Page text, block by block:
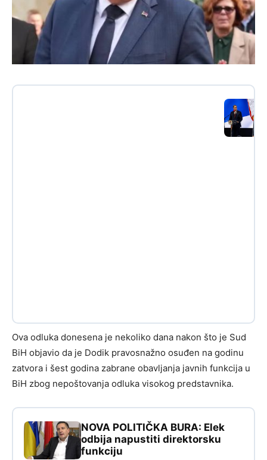
Ova odluka donesena je nekoliko dana nakon što je Sud
BiH objavio da je Dodik pravosnažno osuđen na godinu
zatvora i šest godina zabrane obavljanja javnih funkcija u
BiH zbog nepoštovanja odluka visokog predstavnika.
NOVA POLITIČKA BURA: Elek
odbija napustiti direktorsku
funkciju